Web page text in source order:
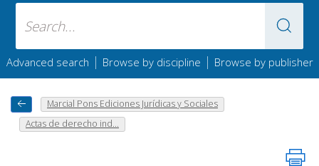
Advanced search | Browse by discipline | Browse by publisher
Marcial Pons Ediciones Jurídicas y Sociales
Actas de derecho ind...